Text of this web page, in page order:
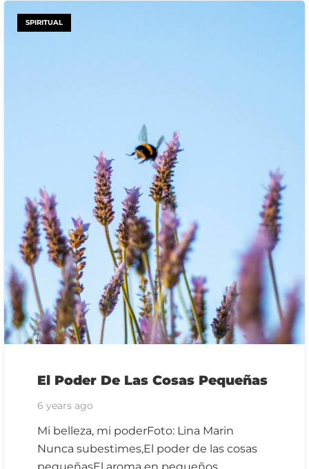
SPIRITUAL
El Poder De Las Cosas Pequeñas
6 years ago
Mi belleza, mi poderFoto: Lina Marin
Nunca subestimes,El poder de las cosas